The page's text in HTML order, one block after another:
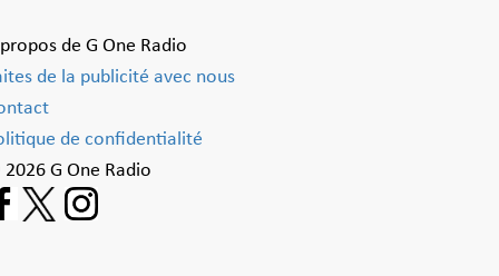
de G One Radio
de la publicité avec nous
de confidentialité
G One Radio